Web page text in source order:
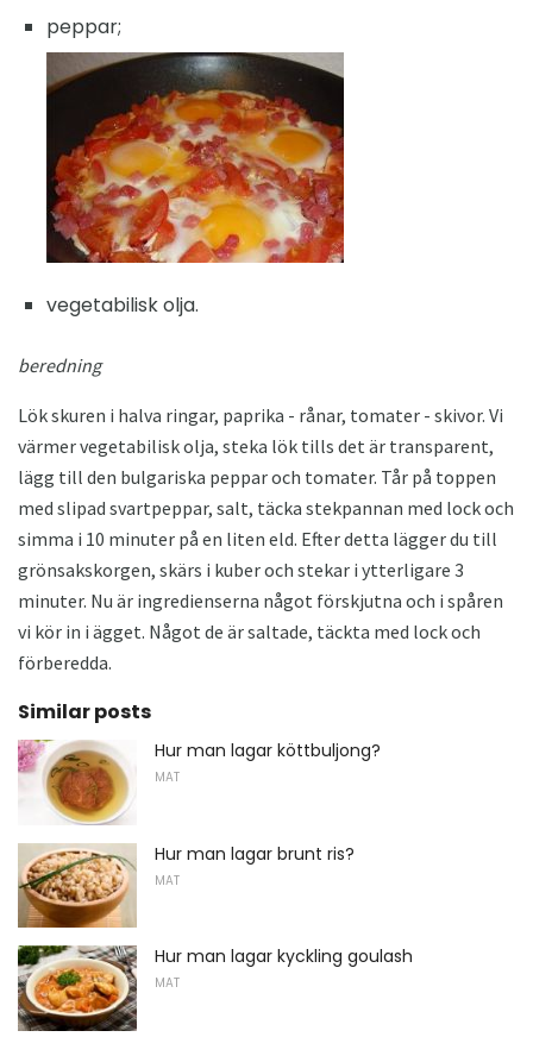
peppar;
vegetabilisk olja.
beredning
Lök skuren i halva ringar, paprika - rånar, tomater - skivor. Vi
värmer vegetabilisk olja, steka lök tills det är transparent,
lägg till den bulgariska peppar och tomater. Tår på toppen
med slipad svartpeppar, salt, täcka stekpannan med lock och
simma i 10 minuter på en liten eld. Efter detta lägger du till
grönsakskorgen, skärs i kuber och stekar i ytterligare 3
minuter. Nu är ingredienserna något förskjutna och i spåren
vi kör in i ägget. Något de är saltade, täckta med lock och
förberedda.
Similar posts
Hur man lagar köttbuljong?
MAT
Hur man lagar brunt ris?
MAT
Hur man lagar kyckling goulash
MAT